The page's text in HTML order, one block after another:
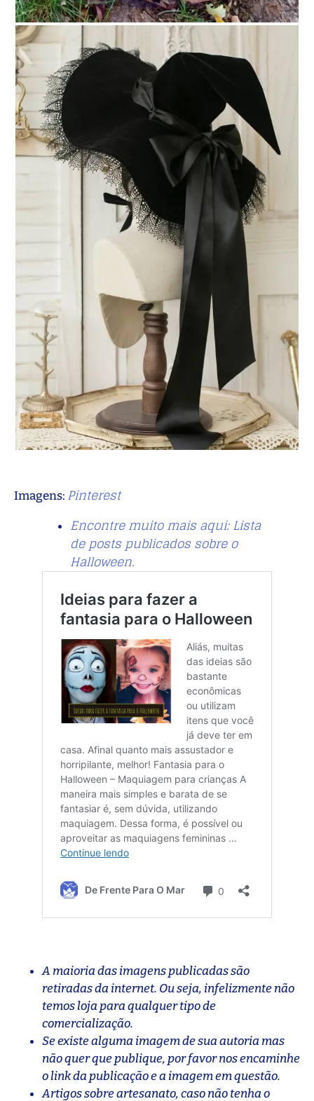
Imagens: Pinterest
Encontre muito mais aqui: Lista
de posts publicados sobre o
Halloween.
A maioria das imagens publicadas são
retiradas da internet. Ou seja, infelizmente não
temos loja para qualquer tipo de
comercialização.
Se existe alguma imagem de sua autoria mas
não quer que publique, por favor nos encaminhe
o link da publicação e a imagem em questão.
Artigos sobre artesanato, caso não tenha o